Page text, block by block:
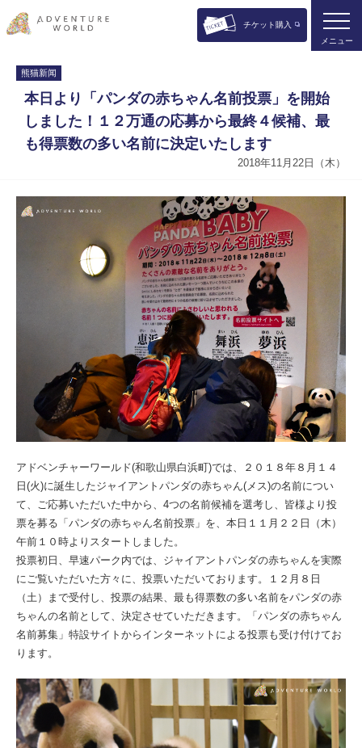
チケット購入
メニュー
熊猫新闻
本日より「パンダの赤ちゃん名前投票」を開始
しました！１２万通の応募から最終４候補、最
も得票数の多い名前に決定いたします
2018年11月22日（木）
アドベンチャーワールド(和歌山県白浜町)では、２０１８年８月１４
日(火)に誕生したジャイアントパンダの赤ちゃん(メス)の名前につい
て、ご応募いただいた中から、4つの名前候補を選考し、皆様より投
票を募る「パンダの赤ちゃん名前投票」を、本日１１月２２日（木）
午前１０時よりスタートしました。
投票初日、早速パーク内では、ジャイアントパンダの赤ちゃんを実際
にご覧いただいた方々に、投票いただいております。１２月８日
（土）まで受付し、投票の結果、最も得票数の多い名前をパンダの赤
ちゃんの名前として、決定させていただきます。「パンダの赤ちゃん
名前募集」特設サイトからインターネットによる投票も受け付けてお
ります。